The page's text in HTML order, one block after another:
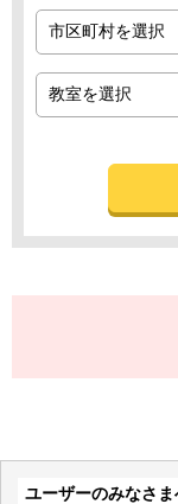
ユーザーのみなさま